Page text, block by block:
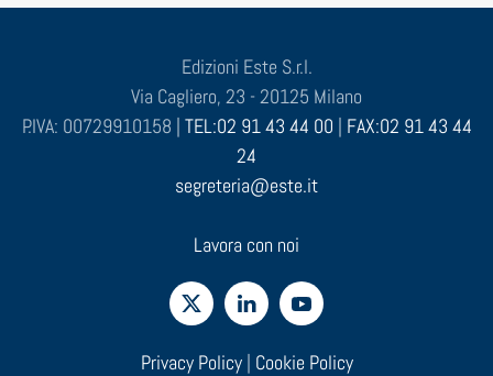
Edizioni Este S.r.l.
Via Cagliero, 23 - 20125 Milano
P.IVA: 00729910158 | TEL:02 91 43 44 00 | FAX:02 91 43 44
24
segreteria@este.it
Lavora con noi
Privacy Policy| Cookie Policy